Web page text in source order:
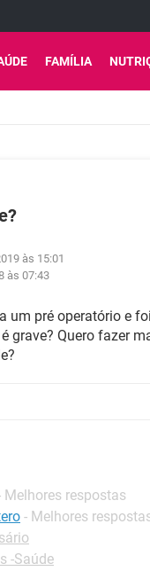
FAMÍLIA
às 15:01
às 07:43
um pré operatório e
grave? Quero fazer
Melhores respostas
- Melhores
-Saúde